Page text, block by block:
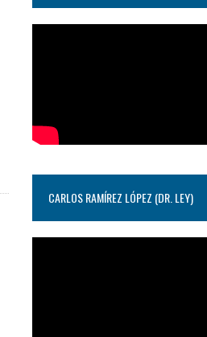
CARLOS RAMÍREZ LÓPEZ (DR. LEY)